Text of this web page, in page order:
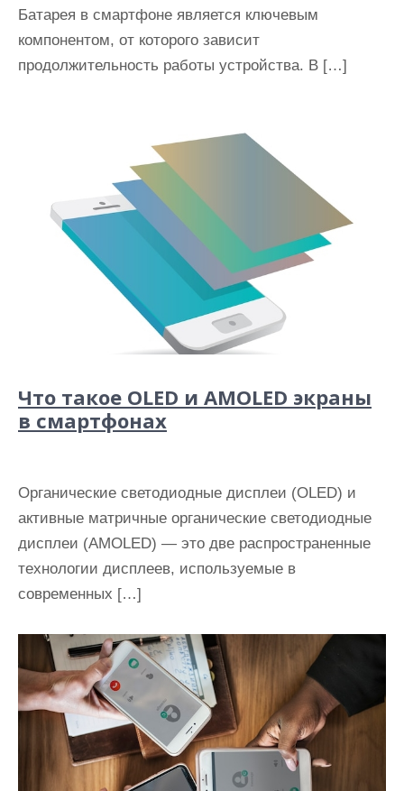
Батарея в смартфоне является ключевым
компонентом, от которого зависит
продолжительность работы устройства. В […]
Что такое OLED и AMOLED экраны
в смартфонах
Органические светодиодные дисплеи (OLED) и
активные матричные органические светодиодные
дисплеи (AMOLED) — это две распространенные
технологии дисплеев, используемые в
современных […]